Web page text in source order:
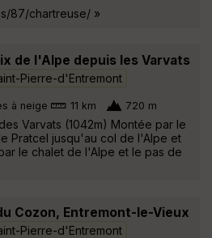
87/chartreuse/ »
de l'Alpe depuis les Varvats
Pierre-d'Entremont
à neige 11 km 720 m
Varvats (1042m) Montée par le
Pratcel jusqu'au col de l'Alpe et
le chalet de l'Alpe et le pas de
Cozon, Entremont-le-Vieux
Pierre-d'Entremont